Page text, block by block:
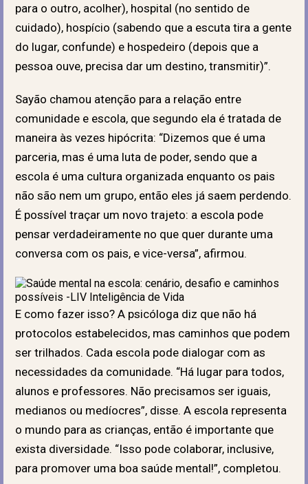
para o outro, acolher), hospital (no sentido de
cuidado), hospício (sabendo que a escuta tira a gente
do lugar, confunde) e hospedeiro (depois que a
pessoa ouve, precisa dar um destino, transmitir)”.
Sayão chamou atenção para a relação entre
comunidade e escola, que segundo ela é tratada de
maneira às vezes hipócrita: “Dizemos que é uma
parceria, mas é uma luta de poder, sendo que a
escola é uma cultura organizada enquanto os pais
não são nem um grupo, então eles já saem perdendo.
É possível traçar um novo trajeto: a escola pode
pensar verdadeiramente no que quer durante uma
conversa com os pais, e vice-versa”, afirmou.
E como fazer isso? A psicóloga diz que não há
protocolos estabelecidos, mas caminhos que podem
ser trilhados. Cada escola pode dialogar com as
necessidades da comunidade. “Há lugar para todos,
alunos e professores. Não precisamos ser iguais,
medianos ou medíocres”, disse. A escola representa
o mundo para as crianças, então é importante que
exista diversidade. “Isso pode colaborar, inclusive,
para promover uma boa saúde mental!”, completou.